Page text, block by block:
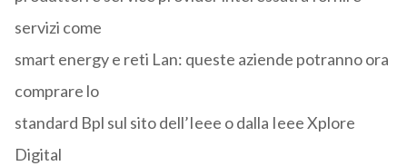
servizi come
smart energy e reti Lan: queste aziende potranno ora
comprare lo
standard Bpl sul sito dell’Ieee o dalla Ieee Xplore
Digital